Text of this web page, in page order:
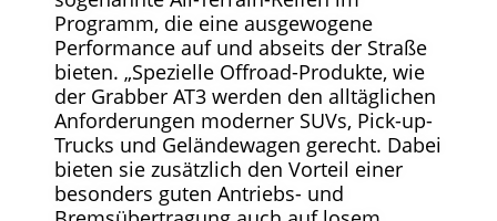
Programm, die eine ausgewogene
Performance auf und abseits der Straße
bieten. „Spezielle Offroad-Produkte, wie
der Grabber AT3 werden den alltäglichen
Anforderungen moderner SUVs, Pick-up-
Trucks und Geländewagen gerecht. Dabei
bieten sie zusätzlich den Vorteil einer
besonders guten Antriebs- und